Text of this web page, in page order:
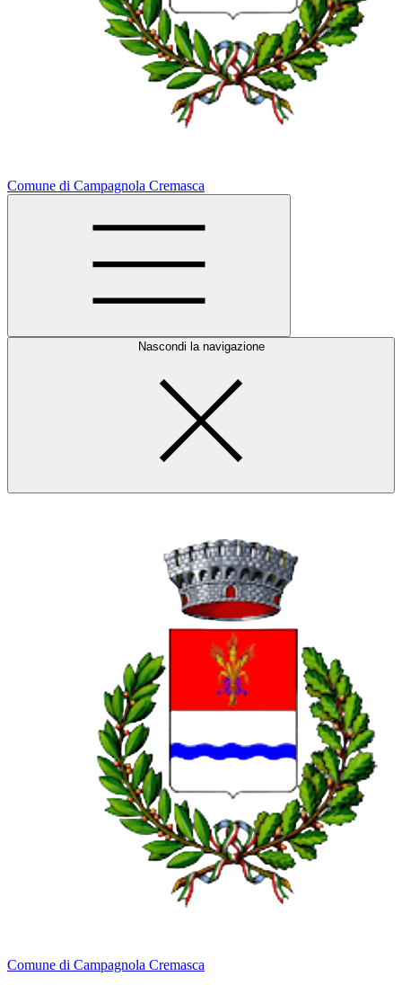
Comune di Campagnola Cremasca
Nascondi la navigazione
Comune di Campagnola Cremasca